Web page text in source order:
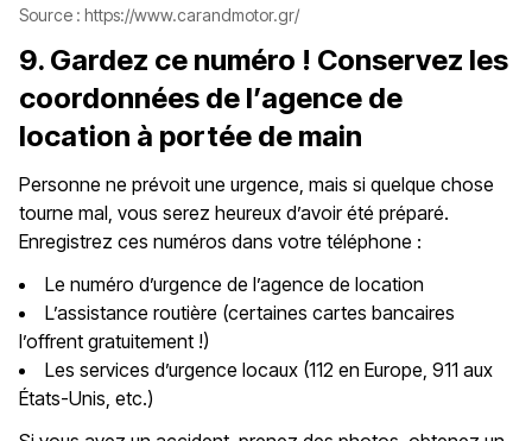
Source : https://www.carandmotor.gr/
9. Gardez ce numéro ! Conservez les
coordonnées de l’agence de
location à portée de main
Personne ne prévoit une urgence, mais si quelque chose
tourne mal, vous serez heureux d’avoir été préparé.
Enregistrez ces numéros dans votre téléphone :
Le numéro d’urgence de l’agence de location
L’assistance routière (certaines cartes bancaires
l’offrent gratuitement !)
Les services d’urgence locaux (112 en Europe, 911 aux
États-Unis, etc.)